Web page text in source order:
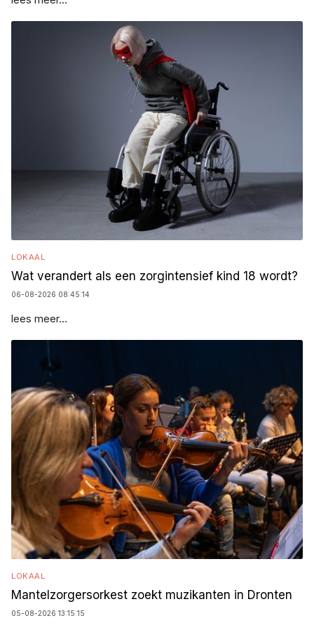
LOKAAL
Wat verandert als een zorgintensief kind 18 wordt?
06-08-2026 08:45:14
lees meer...
LOKAAL
Mantelzorgersorkest zoekt muzikanten in Dronten
05-08-2026 13:15:15